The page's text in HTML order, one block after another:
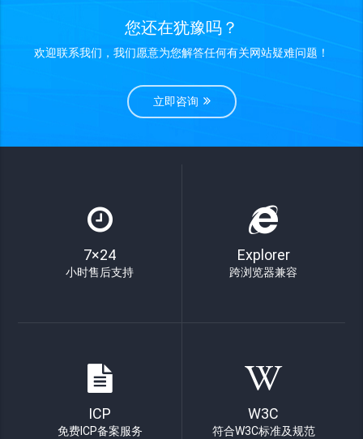
您还在犹豫吗？
欢迎联系我们，我们愿意为您解答任何有关网站疑难问题！
立即咨询
7×24
小时售后支持
Explorer
跨浏览器兼容
ICP
免费ICP备案服务
W3C
符合W3C标准及规范